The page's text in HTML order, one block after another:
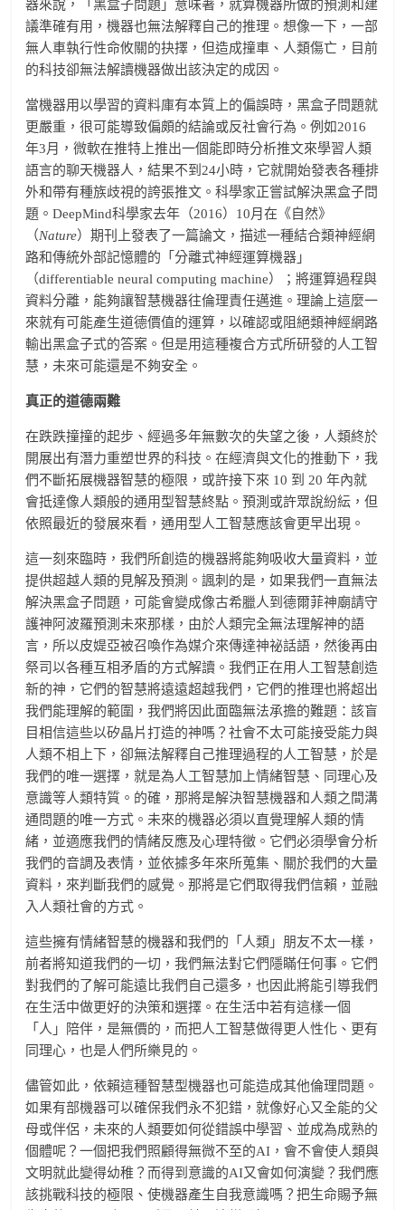
器來說，「黑盒子問題」意味著，就算機器所做的預測和建
議準確有用，機器也無法解釋自己的推理。想像一下，一部
無人車執行性命攸關的抉擇，但造成撞車、人類傷亡，目前
的科技卻無法解讀機器做出該決定的成因。
當機器用以學習的資料庫有本質上的偏誤時，黑盒子問題就
更嚴重，很可能導致偏頗的結論或反社會行為。例如2016
年3月，微軟在推特上推出一個能即時分析推文來學習人類
語言的聊天機器人，結果不到24小時，它就開始發表各種排
外和帶有種族歧視的誇張推文。科學家正嘗試解決黑盒子問
題。DeepMind科學家去年（2016）10月在《自然》
（Nature）期刊上發表了一篇論文，描述一種結合類神經網
路和傳統外部記憶體的「分離式神經運算機器」
（differentiable neural computing machine）；將運算過程與
資料分離，能夠讓智慧機器往倫理責任邁進。理論上這麼一
來就有可能產生道德價值的運算，以確認或阻絕類神經網路
輸出黑盒子式的答案。但是用這種複合方式所研發的人工智
慧，未來可能還是不夠安全。
真正的道德兩難
在跌跌撞撞的起步、經過多年無數次的失望之後，人類終於
開展出有潛力重塑世界的科技。在經濟與文化的推動下，我
們不斷拓展機器智慧的極限，或許接下來 10 到 20 年內就
會抵達像人類般的通用型智慧終點。預測或許眾說紛紜，但
依照最近的發展來看，通用型人工智慧應該會更早出現。
這一刻來臨時，我們所創造的機器將能夠吸收大量資料，並
提供超越人類的見解及預測。諷刺的是，如果我們一直無法
解決黑盒子問題，可能會變成像古希臘人到德爾菲神廟請守
護神阿波羅預測未來那樣，由於人類完全無法理解神的語
言，所以皮媞亞被召喚作為媒介來傳達神祕話語，然後再由
祭司以各種互相矛盾的方式解讀。我們正在用人工智慧創造
新的神，它們的智慧將遠遠超越我們，它們的推理也將超出
我們能理解的範圍，我們將因此面臨無法承擔的難題：該盲
目相信這些以矽晶片打造的神嗎？社會不太可能接受能力與
人類不相上下，卻無法解釋自己推理過程的人工智慧，於是
我們的唯一選擇，就是為人工智慧加上情緒智慧、同理心及
意識等人類特質。的確，那將是解決智慧機器和人類之間溝
通問題的唯一方式。未來的機器必須以直覺理解人類的情
緒，並適應我們的情緒反應及心理特徵。它們必須學會分析
我們的音調及表情，並依據多年來所蒐集、關於我們的大量
資料，來判斷我們的感覺。那將是它們取得我們信賴，並融
入人類社會的方式。
這些擁有情緒智慧的機器和我們的「人類」朋友不太一樣，
前者將知道我們的一切，我們無法對它們隱瞞任何事。它們
對我們的了解可能遠比我們自己還多，也因此將能引導我們
在生活中做更好的決策和選擇。在生活中若有這樣一個
「人」陪伴，是無價的，而把人工智慧做得更人性化、更有
同理心，也是人們所樂見的。
儘管如此，依賴這種智慧型機器也可能造成其他倫理問題。
如果有部機器可以確保我們永不犯錯，就像好心又全能的父
母或伴侶，未來的人類要如何從錯誤中學習、並成為成熟的
個體呢？一個把我們照顧得無微不至的AI，會不會使人類與
文明就此變得幼稚？而得到意識的AI又會如何演變？我們應
該挑戰科技的極限、使機器產生自我意識嗎？把生命賜予無